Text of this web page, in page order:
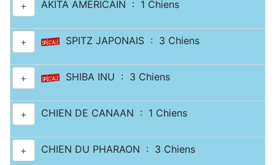
+ AKITA AMÉRICAIN : 1 Chiens
+ SPITZ JAPONAIS : 3 Chiens
+ SHIBA INU : 3 Chiens
+ CHIEN DE CANAAN : 1 Chiens
+ CHIEN DU PHARAON : 3 Chiens